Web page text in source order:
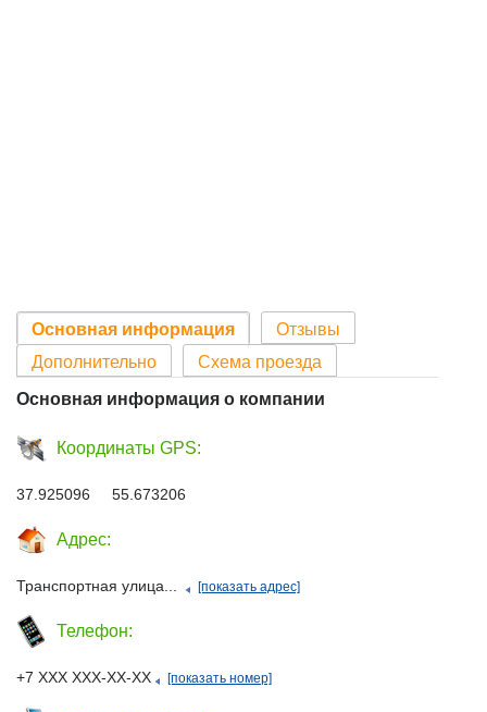
Основная информация
Отзывы
Дополнительно
Схема проезда
Основная информация о компании
Координаты GPS:
37.925096 55.673206
Адрес:
Транспортная улица... [показать адрес]
Телефон:
+7 ХХХ ХХХ-ХХ-ХХ [показать номер]